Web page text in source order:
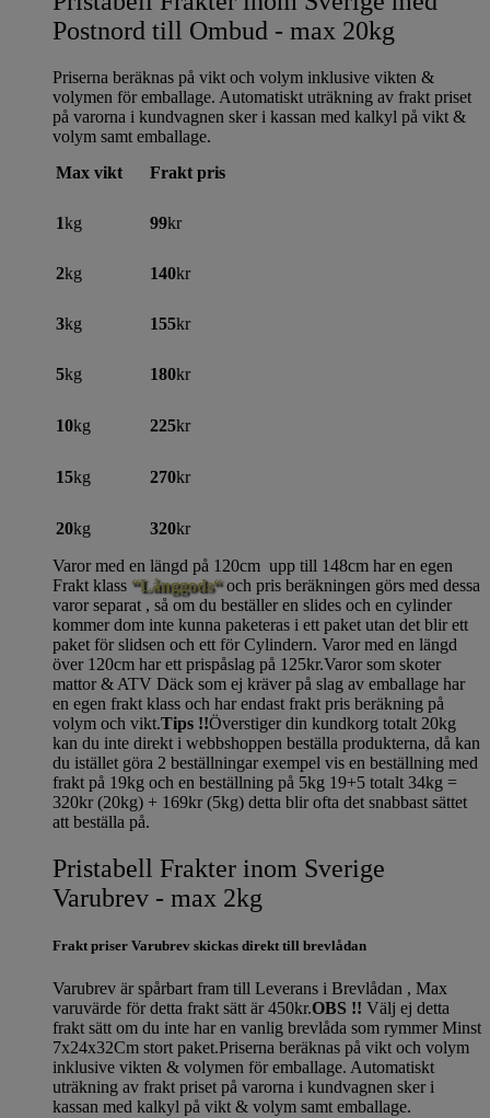
Postnord till Ombud - max 20kg
Priserna beräknas på vikt och volym inklusive vikten &
volymen för emballage. Automatiskt uträkning av frakt priset
på varorna i kundvagnen sker i kassan med kalkyl på vikt &
volym samt emballage.
Max vikt
Frakt pris
1kg 99kr
2kg 140kr
3kg 155kr
5kg 180kr
10kg 225kr
15kg 270kr
20kg 320kr
Varor med en längd på 120cm upp till 148cm har en egen
Frakt klass “Långgods“och pris beräkningen görs med dessa
varor separat , så om du beställer en slides och en cylinder
kommer dom inte kunna paketeras i ett paket utan det blir ett
paket för slidsen och ett för Cylindern. Varor med en längd
över 120cm har ett prispåslag på 125kr.Varor som skoter
mattor & ATV Däck som ej kräver på slag av emballage har
en egen frakt klass och har endast frakt pris beräkning på
volym och vikt.Tips !!Överstiger din kundkorg totalt 20kg
kan du inte direkt i webbshoppen beställa produkterna, då kan
du istället göra 2 beställningar exempel vis en beställning med
frakt på 19kg och en beställning på 5kg 19+5 totalt 34kg =
320kr (20kg) + 169kr (5kg) detta blir ofta det snabbast sättet
att beställa på.
Pristabell Frakter inom Sverige
Varubrev - max 2kg
Frakt priser Varubrev skickas direkt till brevlådan
Varubrev är spårbart fram till Leverans i Brevlådan , Max
varuvärde för detta frakt sätt är 450kr.OBS !! Välj ej detta
frakt sätt om du inte har en vanlig brevlåda som rymmer Minst
7x24x32Cm stort paket.Priserna beräknas på vikt och volym
inklusive vikten & volymen för emballage. Automatiskt
uträkning av frakt priset på varorna i kundvagnen sker i
kassan med kalkyl på vikt & volym samt emballage.